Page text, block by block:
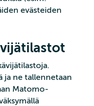
evästeiden
ja ne tallennetaan
Matomo-